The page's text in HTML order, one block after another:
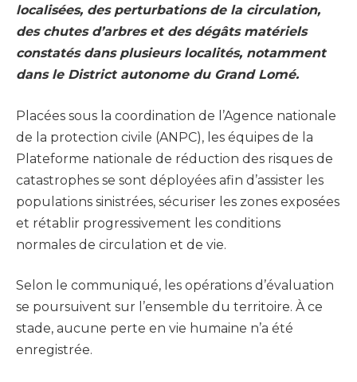
localisées, des perturbations de la circulation,
des chutes d’arbres et des dégâts matériels
constatés dans plusieurs localités, notamment
dans le District autonome du Grand Lomé.
Placées sous la coordination de l’Agence nationale
de la protection civile (ANPC), les équipes de la
Plateforme nationale de réduction des risques de
catastrophes se sont déployées afin d’assister les
populations sinistrées, sécuriser les zones exposées
et rétablir progressivement les conditions
normales de circulation et de vie.
Selon le communiqué, les opérations d’évaluation
se poursuivent sur l’ensemble du territoire. À ce
stade, aucune perte en vie humaine n’a été
enregistrée.